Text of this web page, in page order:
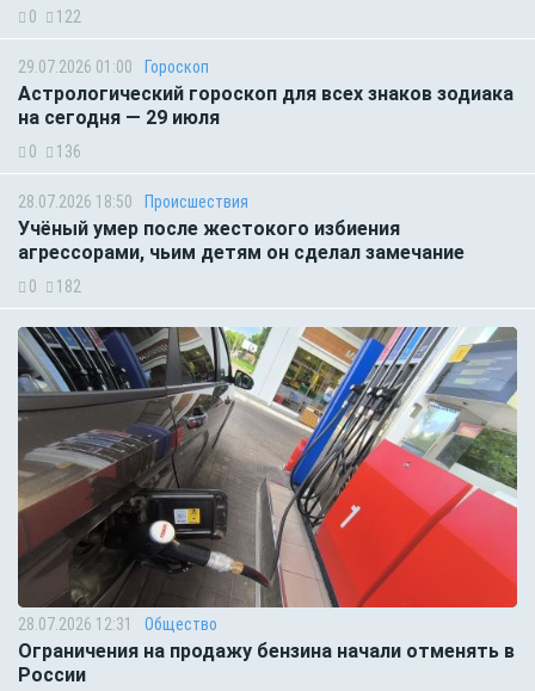
0 122
29.07.2026 01:00 Гороскоп
Астрологический гороскоп для всех знаков зодиака
на сегодня — 29 июля
0 136
28.07.2026 18:50 Происшествия
Учёный умер после жестокого избиения
агрессорами, чьим детям он сделал замечание
0 182
28.07.2026 12:31 Общество
Ограничения на продажу бензина начали отменять в
России